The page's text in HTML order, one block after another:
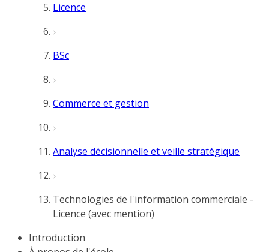
Licence
BSc
Commerce et gestion
Analyse décisionnelle et veille stratégique
Technologies de l'information commerciale -
Licence (avec mention)
Introduction